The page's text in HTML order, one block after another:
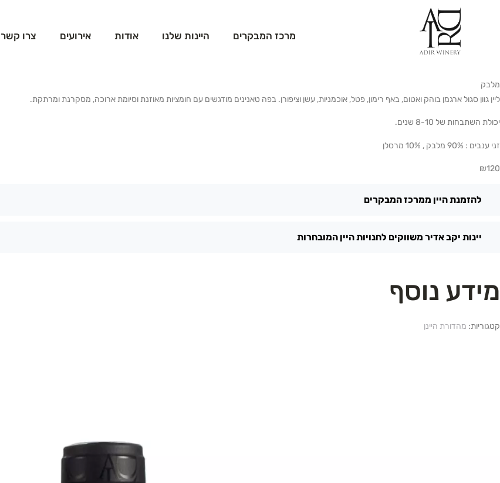
מרכז המבקרים היינות שלנו אודות אירועים צרו קשר
מלבק
ליין גוון סגול ארגמן בוהק ואטום, באף רימון, פטל, אוכמניות, עשן וציפורן. בפה טאנינים מודגשים עם חומציות מאוזנת וסיומת ארוכה, מסקרנת ומרתקת.
יכולת השתבחות של 8-10 שנים.
זני ענבים :
₪120
להזמנת היין ממרכז המבקרים
יינות יקב אדיר משווקים לחנויות היין המובחרות
מידע נוסף
קטגוריות: מהדורת היינן